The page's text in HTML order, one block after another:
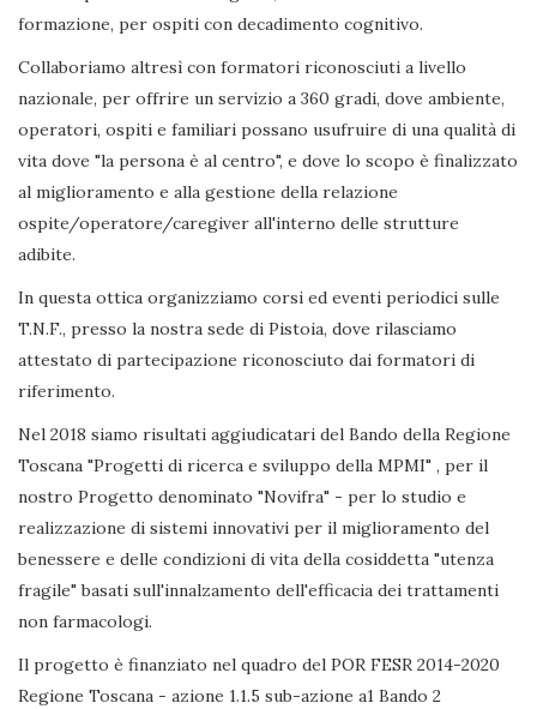
formazione, per ospiti con decadimento cognitivo.
Collaboriamo altresì con formatori riconosciuti a livello
nazionale, per offrire un servizio a 360 gradi, dove ambiente,
operatori, ospiti e familiari possano usufruire di una qualità di
vita dove "la persona è al centro", e dove lo scopo è finalizzato
al miglioramento e alla gestione della relazione
ospite/operatore/caregiver all'interno delle strutture
adibite.
In questa ottica organizziamo corsi ed eventi periodici sulle
T.N.F., presso la nostra sede di Pistoia, dove rilasciamo
attestato di partecipazione riconosciuto dai formatori di
riferimento.
Nel 2018 siamo risultati aggiudicatari del Bando della Regione
Toscana "Progetti di ricerca e sviluppo della MPMI" , per il
nostro Progetto denominato "Novifra" - per lo studio e
realizzazione di sistemi innovativi per il miglioramento del
benessere e delle condizioni di vita della cosiddetta "utenza
fragile" basati sull'innalzamento dell'efficacia dei trattamenti
non farmacologi.
Il progetto è finanziato nel quadro del POR FESR 2014-2020
Regione Toscana - azione 1.1.5 sub-azione a1 Bando 2